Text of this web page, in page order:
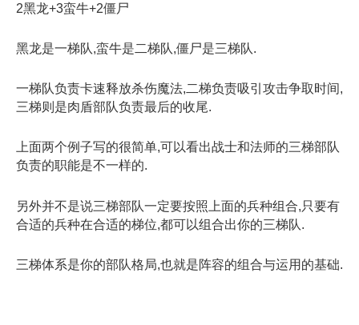
2黑龙+3蛮牛+2僵尸
黑龙是一梯队,蛮牛是二梯队,僵尸是三梯队.
一梯队负责卡速释放杀伤魔法,二梯负责吸引攻击争取时间,
三梯则是肉盾部队负责最后的收尾.
上面两个例子写的很简单,可以看出战士和法师的三梯部队
负责的职能是不一样的.
另外并不是说三梯部队一定要按照上面的兵种组合,只要有
合适的兵种在合适的梯位,都可以组合出你的三梯队.
三梯体系是你的部队格局,也就是阵容的组合与运用的基础.